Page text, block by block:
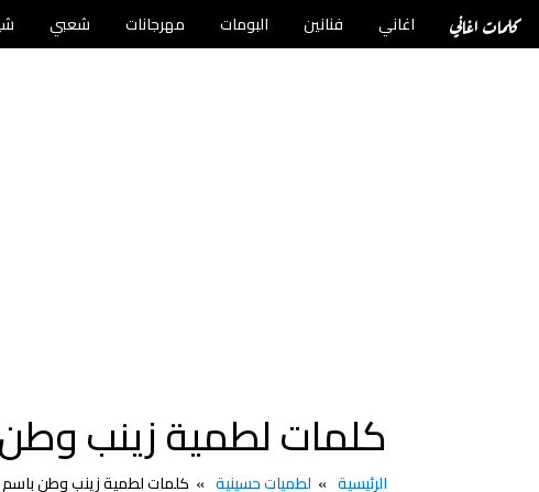
كلمات اغاني اغاني فنانين البومات مهرجانات شعبي
كلمات لطمية زينب وطن
الرئيسية لطميات حسينية كلمات لطمية زينب وطن باسم